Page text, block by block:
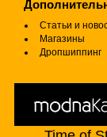
Статьи и
Магазины
Дропшиппинг